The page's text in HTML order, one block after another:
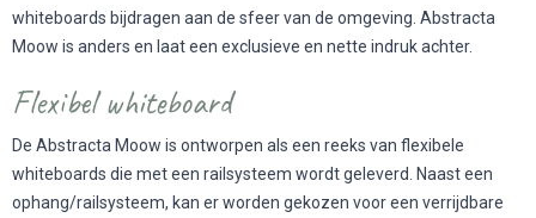
whiteboards bijdragen aan de sfeer van de omgeving. Abstracta
Moow is anders en laat een exclusieve en nette indruk achter.
Flexibel whiteboard
De Abstracta Moow is ontworpen als een reeks van flexibele
whiteboards die met een railsysteem wordt geleverd. Naast een
ophang/railsysteem, kan er worden gekozen voor een verrijdbare